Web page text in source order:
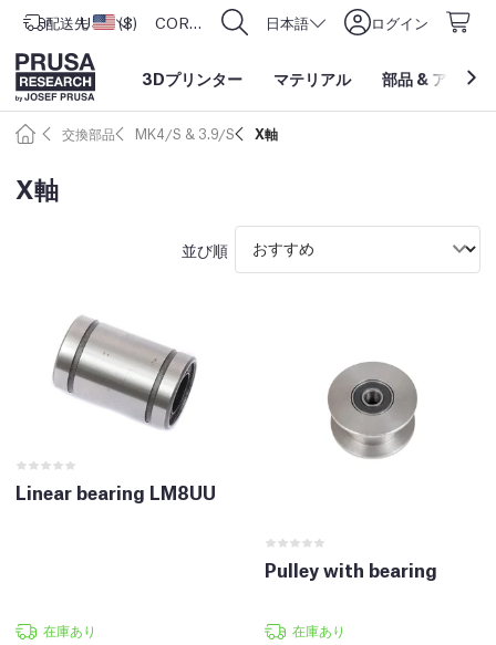
配送先 アメリカ合衆国
USD ($) CORE One L: Now In Stock! 日本語 ログイン
3Dプリンター マテリアル 部品 & アクセ
交換部品 MK4/S & 3.9/S X軸
X軸
並び順
Linear bearing LM8UU
在庫あり
Pulley with bearing
在庫あり